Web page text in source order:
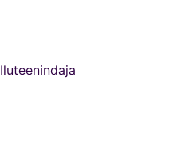
Iluteenindaja